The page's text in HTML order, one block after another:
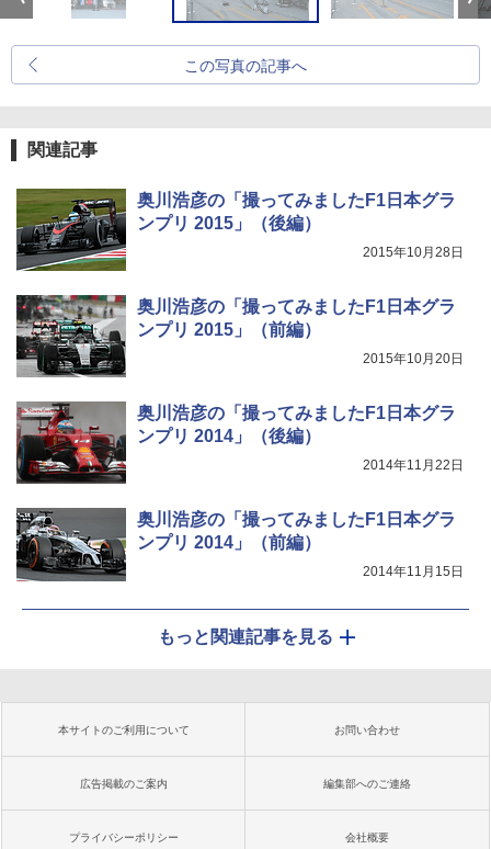
この写真の記事へ
関連記事
奥川浩彦の「撮ってみましたF1日本グラ
ンプリ 2015」（後編）
2015年10月28日
奥川浩彦の「撮ってみましたF1日本グラ
ンプリ 2015」（前編）
2015年10月20日
奥川浩彦の「撮ってみましたF1日本グラ
ンプリ 2014」（後編）
2014年11月22日
奥川浩彦の「撮ってみましたF1日本グラ
ンプリ 2014」（前編）
2014年11月15日
もっと関連記事を見る
本サイトのご利用について お問い合わせ
広告掲載のご案内 編集部へのご連絡
プライバシーポリシー 会社概要